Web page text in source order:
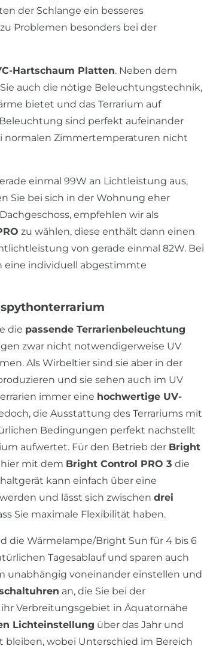
der Schlange ein besseres
Problemen besonders bei der
Hartschaum Platten. Neben dem
auch die nötige Beleuchtungstechnik,
bietet und das Terrarium auf
sind perfekt aufeinander
normalen Zimmertemperaturen nicht
einmal 99W an Lichtleistung aus,
Sie bei sich in der Wohnung eher
empfehlen wir als
zu wählen, diese enthält dann einen
von gerade einmal 82W. Bei
eine individuell abgestimmte
die passende Terrarienbeleuchtung
zwar nicht notwendigerweise UV
Als Wirbeltier sind sie aber in der
und sie sehen auch im UV
immer eine hochwertige UV-
die Ausstattung des Terrariums mit
Bedingungen perfekt nachstellt
aufwertet. Für den Betrieb der Bright
mit dem Bright Control PRO 3 die
kann einfach über eine
und lässt sich zwischen drei
Sie maximale Flexibilität haben.
die Wärmelampe/Bright Sun für 4 bis 6
Tagesablauf und sparen auch
unabhängig voneinander einstellen und
an, die Sie bei der
Verbreitungsgebiet in Äquatornähe
Lichteinstellung über das Jahr und
bleiben, wobei Unterschied im Bereich